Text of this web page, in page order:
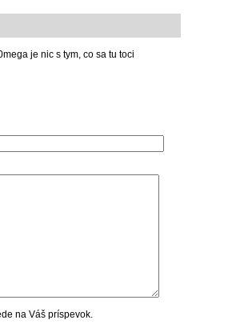
je nic s tym, co sa tu toci
na Váš príspevok.